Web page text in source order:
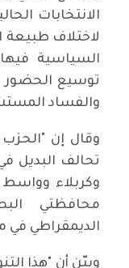
الانتخابات
لاختلاف طبيعة
السياسية
توسيع الحضور
والفساد
وقال إن
تحالف البديل
وكربلاء وواسط
محافظتي
الديمقراطي في
وبيّن أن "هذا